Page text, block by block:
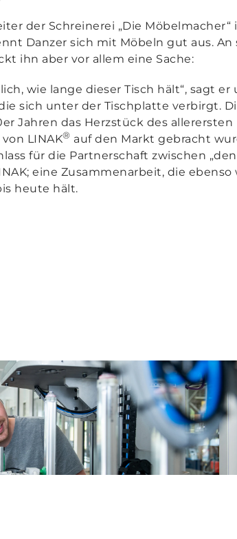
der Schreinerei „Die Möbelmacher“
Danzer sich mit Möbeln gut aus. An
ihn aber vor allem eine Sache:
wie lange dieser Tisch hält“, sagt er
sich unter der Tischplatte verbirgt.
Jahren das Herzstück des allerersten
LINAK® auf den Markt gebracht
für die Partnerschaft zwischen „den
eine Zusammenarbeit, die ebenso
heute hält.